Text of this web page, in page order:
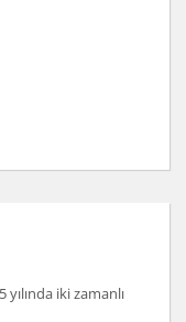
yılında iki zamanlı